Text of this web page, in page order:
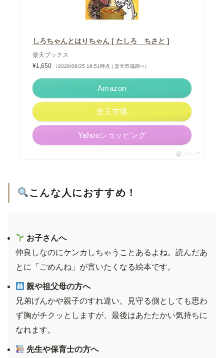
しろちゃんとはりちゃん [ たしろ ちさと ]
楽天ブックス
¥1,650
（2026/06/25 19:51時点 | 楽天市場調べ）
Amazon
楽天市場
Yahooショッピング
ポチップ
こんな人におすすめ！
お子さんへ
仲良しなのにケンカしちゃうことあるよね。読んだあ
とに「ごめんね」が言いたくなる絵本です。
親や祖父母の方へ
兄弟げんかや親子のすれ違い。見守る側としても思わ
ず胸がチクッとしますが、最後はあたたかい気持ちに
なれます。
先生や保育士の方へ